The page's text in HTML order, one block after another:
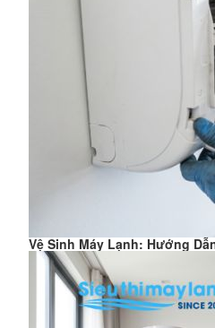
Vệ Sinh Máy Lạnh: Hướng